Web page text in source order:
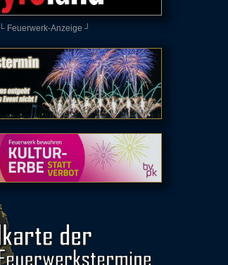
└ Feuerwerk-Anzeige ┘